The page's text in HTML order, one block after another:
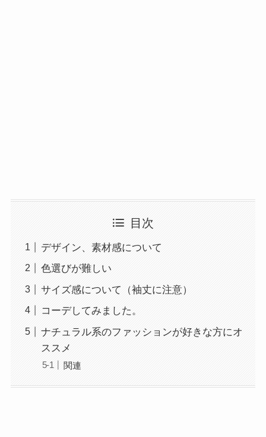
目次
デザイン、素材感について
色選びが難しい
サイズ感について（袖丈に注意）
コーデしてみました。
ナチュラル系のファッションが好きな方にオ
ススメ
関連